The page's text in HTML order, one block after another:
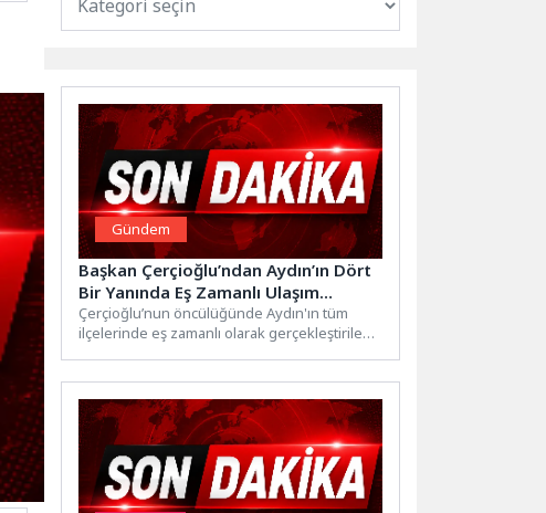
Gündem
Başkan Çerçioğlu’ndan Aydın’ın Dört
Bir Yanında Eş Zamanlı Ulaşım
Çalışması
Çerçioğlu’nun öncülüğünde Aydın'ın tüm
ilçelerinde eş zamanlı olarak gerçekleştirilen